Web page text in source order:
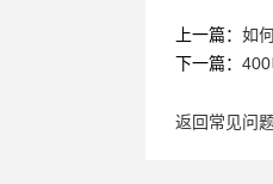
上一篇： 如
下一篇：
返回常见问